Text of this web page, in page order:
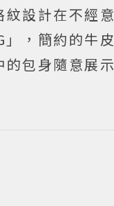
設計在不經意
，簡約的牛皮
包身隨意展示